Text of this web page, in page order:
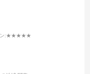
:★★★★★